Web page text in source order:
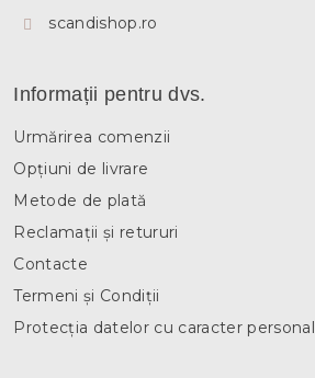
scandishop.ro
Informații pentru dvs.
Urmărirea comenzii
Opțiuni de livrare
Metode de plată
Reclamații și retururi
Contacte
Termeni și Condiții
Protecția datelor cu caracter personal